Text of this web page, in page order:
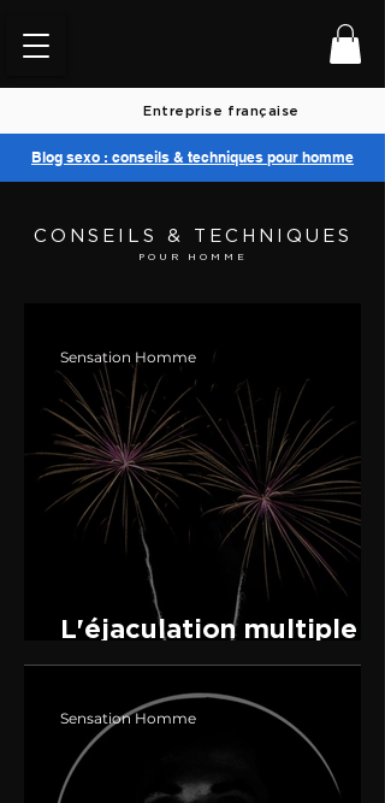
Blog sexo : conseils & techniques pour homme
Entreprise française
CONSEILS & TECHNIQUES
POUR HOMME
L'éjaculation multiple :
mythe ou réalité ?
Sensation Homme
Sensation Homme